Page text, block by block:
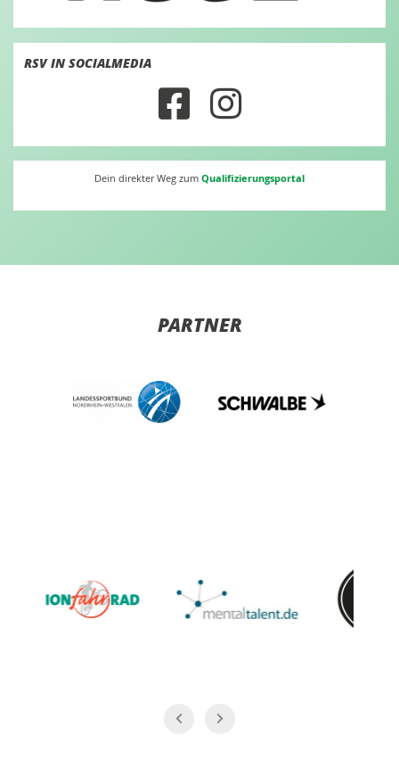
RSV IN SOCIALMEDIA
Dein direkter Weg zum Qualifizierungsportal
PARTNER